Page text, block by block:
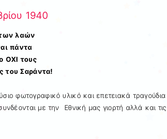
1940
των λαών
πάντα
ΟΧΙ τους
του Σαράντα!
φωτογραφικό υλικό και επετειακά
με την Εθνική μας γιορτή αλλά και